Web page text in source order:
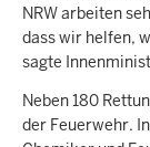
NRW arbeiten
dass wir helfen,
sagte
Neben 180
der Feuerwehr.